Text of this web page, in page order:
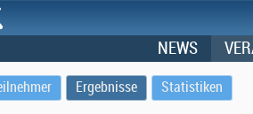
NEWS
Ergebnisse Statistiken